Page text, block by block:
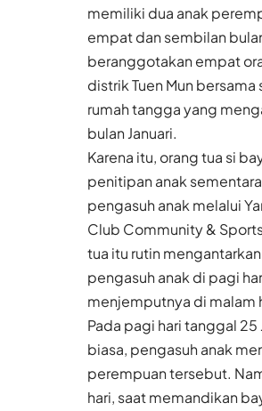
memiliki dua anak
empat dan sembilan
beranggotakan empat
distrik Tuen Mun
rumah tangga yang
bulan Januari.
Karena itu, orang tua si
penitipan anak
pengasuh anak melalui
Club Community &
tua itu rutin
pengasuh anak di pagi
menjemputnya di malam
Pada pagi hari tanggal 25
biasa, pengasuh anak
perempuan tersebut.
hari, saat memandikan